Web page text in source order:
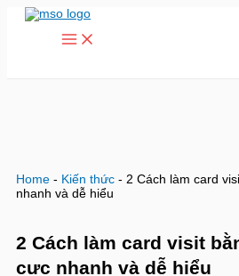
Nhảy
Menu
Home - Kiến thức - 2 Cách làm card
nhanh và dễ hiểu
2 Cách làm card visit
cực nhanh và dễ hiểu